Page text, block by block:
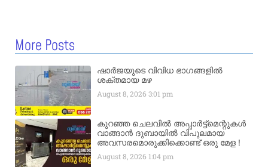
More Posts
ഷാർജയുടെ വിവിധ ഭാഗങ്ങളിൽ
ശക്തമായ മഴ
August 8, 20263:01 pm
കുറഞ്ഞ ചെലവിൽ അപ്പാർട്ട്മെന്റുകൾ
വാങ്ങാൻ ദുബായിൽ വിപുലമായ
അവസരമൊരുക്കിക്കൊണ്ട് ഒരു മേള !
August 8, 2026 1:04 pm